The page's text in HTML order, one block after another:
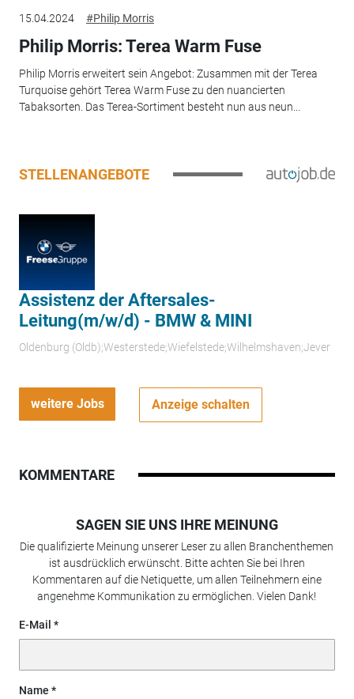
15.04.2024 #Philip Morris
Philip Morris: Terea Warm Fuse
Philip Morris erweitert sein Angebot: Zusammen mit der Terea
Turquoise gehört Terea Warm Fuse zu den nuancierten
Tabaksorten. Das Terea-Sortiment besteht nun aus neun...
STELLENANGEBOTE
Assistenz der Aftersales-
Leitung(m/w/d) - BMW & MINI
Oldenburg (Oldb);Westerstede;Wiefelstede;Wilhelmshaven;Jever
weitere Jobs Anzeige schalten
KOMMENTARE
SAGEN SIE UNS IHRE MEINUNG
Die qualifizierte Meinung unserer Leser zu allen Branchenthemen
ist ausdrücklich erwünscht. Bitte achten Sie bei Ihren
Kommentaren auf die Netiquette, um allen Teilnehmern eine
angenehme Kommunikation zu ermöglichen. Vielen Dank!
E-Mail
Name